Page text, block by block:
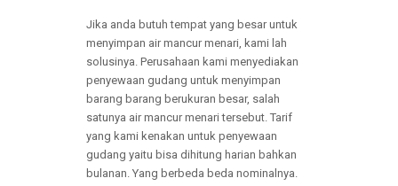
Jika anda butuh tempat yang besar untuk
menyimpan air mancur menari, kami lah
solusinya. Perusahaan kami menyediakan
penyewaan gudang untuk menyimpan
barang barang berukuran besar, salah
satunya air mancur menari tersebut. Tarif
yang kami kenakan untuk penyewaan
gudang yaitu bisa dihitung harian bahkan
bulanan. Yang berbeda beda nominalnya.